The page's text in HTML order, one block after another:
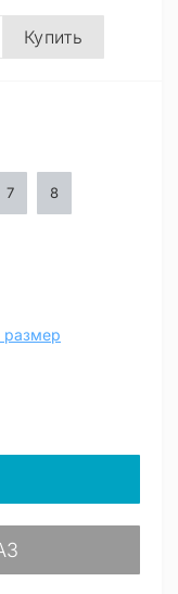
Купить
7 8
размер